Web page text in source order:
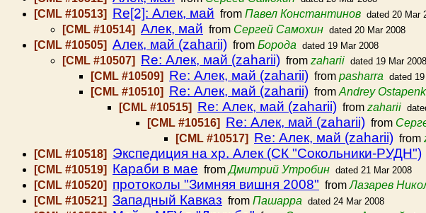
[CML #10513] Re[2]: Алек, май from Павел Константинов dated 20 Mar
[CML #10514] Алек, май from Сергей Самохин dated 20 Mar 2008
[CML #10505] Алек, май (zaharii) from Борода dated 19 Mar 2008
[CML #10507] Re: Алек, май (zaharii) from zaharii dated 19 Mar 2008
[CML #10509] Re: Алек, май (zaharii) from pasharra dated
[CML #10510] Re: Алек, май (zaharii) from Andrey
[CML #10515] Re: Алек, май (zaharii) from zaharii
[CML #10516] Re: Алек, май (zaharii) from
[CML #10517] Re: Алек, май (zaharii) from
[CML #10518] Экспедиция на хр. Алек (СК "Сокольники-РУДН")
[CML #10519] Караби в мае fromДмитрий Утробин dated 21 Mar 2008
[CML #10520] протоколы "Зимняя вишня 2008" fromЛазарев
[CML #10521] Западный Кавказ from Пашарра dated 24 Mar 2008